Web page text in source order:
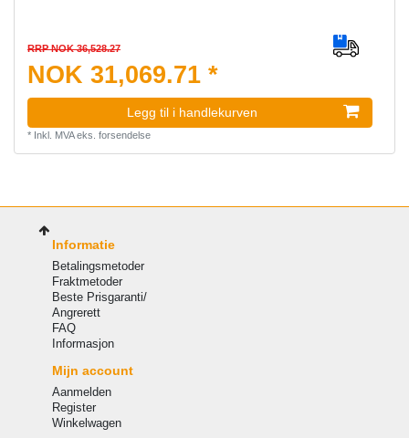
RRP NOK 36,528.27
NOK 31,069.71 *
Legg til i handlekurven
* Inkl. MVAeks. forsendelse
Informatie
Betalingsmetoder
Fraktmetoder
Beste Prisgaranti/
Angrerett
FAQ
Informasjon
Mijn account
Aanmelden
Register
Winkelwagen